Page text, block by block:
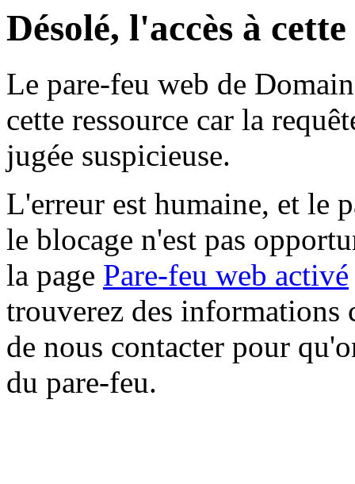
Désolé, l'accès à
Le pare-feu web de
cette ressource car la
jugée suspicieuse.
L'erreur est humaine, et le
le blocage n'est pas
la page Pare-feu web activé
trouverez des informations
de nous contacter pour
du pare-feu.